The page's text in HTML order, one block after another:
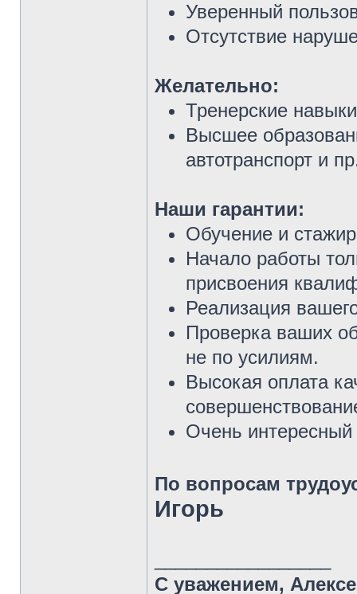
Уверенный
Отсутствие
Желательно:
Тренерские
Высшее
автотранспорт и
Наши гарантии:
Обучение и
Начало работы
присвоения
Реализация
Проверка ваших
не по усилиям.
Высокая оплата
Очень
По вопросам
Игорь
С уважением,